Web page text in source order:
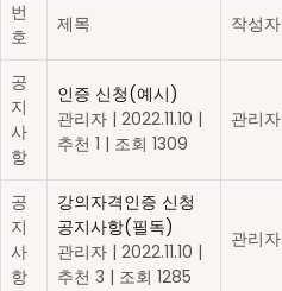
번
호
제목 작성자
공
지
사
항
인증 신청(예시)
관리자
2022.11.10
추천 1
조회 1309
관리자
공
지
사
항
강의자격인증 신청
공지사항(필독)
관리자
2022.11.10
추천 3
조회 1285
관리자